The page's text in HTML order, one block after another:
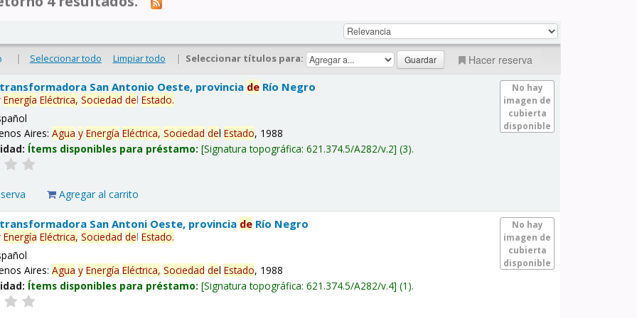
| Seleccionar todo Limpiar todo | Seleccionar títulos para: Hacer reserva
No hay
imagen de
cubierta
disponible
San Antonio Oeste, provincia de Río Negro
Energía Eléctrica, Sociedad delEstado.
Aires:Agua y Energía Eléctrica, Sociedad delEstado, 1988
Ítems disponibles para préstamo: Signatura topográfica:621.374.5/A282/v.2 (3).
Agregar al carrito
No hay
imagen de
cubierta
disponible
San Antoni Oeste, provincia de Río Negro
Energía Eléctrica, Sociedad delEstado.
Aires:Agua y Energía Eléctrica, Sociedad delEstado, 1988
Ítems disponibles para préstamo: Signatura topográfica:621.374.5/A282/v.4 (1).